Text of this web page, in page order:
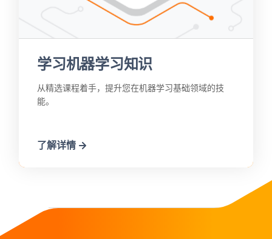
学习机器学习知识
从精选课程着手，提升您在机器学习基础领域的技
能。
了解详情